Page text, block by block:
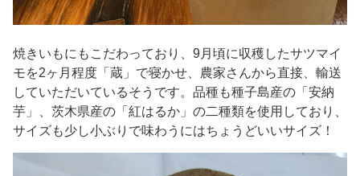
焼きいもにもこだわっており、9月頃に収穫したサツマイ
モを2ヶ月程度「蔵」で寝かせ、農家さんから直接、輸送
していただいているそうです。品種も種子島産の「安納
芋」、茨木県産の「紅はるか」の二種類を使用しており、
サイズも少し小ぶりで味わうにはちょうどいいサイズ！